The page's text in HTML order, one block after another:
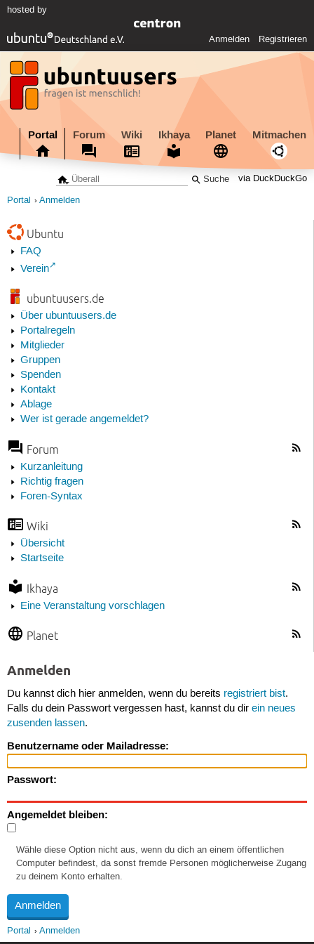
hosted by
Anmelden Registrieren
Portal Forum Wiki Ikhaya Planet Mitmachen
via DuckDuckGo
Portal Anmelden
Ubuntu
FAQ
Verein
ubuntuusers.de
Über ubuntuusers.de
Portalregeln
Mitglieder
Gruppen
Spenden
Kontakt
Ablage
Wer ist gerade angemeldet?
Forum
Kurzanleitung
Richtig fragen
Foren-Syntax
Wiki
Übersicht
Startseite
Ikhaya
Eine Veranstaltung vorschlagen
Planet
Anmelden
Du kannst dich hier anmelden, wenn du bereits registriert bist.
Falls du dein Passwort vergessen hast, kannst du dir ein neues
zusenden lassen.
Benutzername oder Mailadresse:
Passwort:
Angemeldet bleiben:
Wähle diese Option nicht aus, wenn du dich an einem öffentlichen
Computer befindest, da sonst fremde Personen möglicherweise Zugang
zu deinem Konto erhalten.
Portal Anmelden